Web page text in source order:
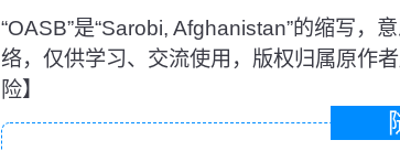
“OASB”是“Sarobi, Afghanistan”的缩写，
络，仅供学习、交流使用，版权归属原作
险】